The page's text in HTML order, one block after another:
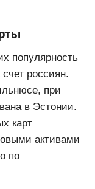
популярность
россиян.
при
в Эстонии.
карт
активами
по